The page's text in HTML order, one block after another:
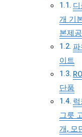
개 기
본제
이트
단품
그릇
개, 모